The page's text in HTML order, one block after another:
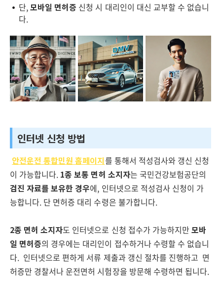
단,모바일 면허증 신청 시 대리인이 대신 교부할 수 없습니
다.
인터넷 신청 방법
안전운전 통합민원 홈페이지를 통해서 적성검사와 갱신 신청
이 가능합니다. 1종 보통 면허 소지자는 국민건강보험공단의
검진 자료를 보유한 경우에, 인터넷으로 적성검사 신청이 가
능합니다. 단 면허증 대리 수령은 불가합니다.
2종 면허 소지자도 인터넷으로 신청 접수가 가능하지만 모바
일 면허증의 경우에는 대리인이 접수하거나 수령할 수 없습니
다. 인터넷으로 편하게 서류 제출과 갱신 절차를 진행하고 면
허증만 경찰서나 운전면허 시험장을 방문해 수령하면 됩니다.